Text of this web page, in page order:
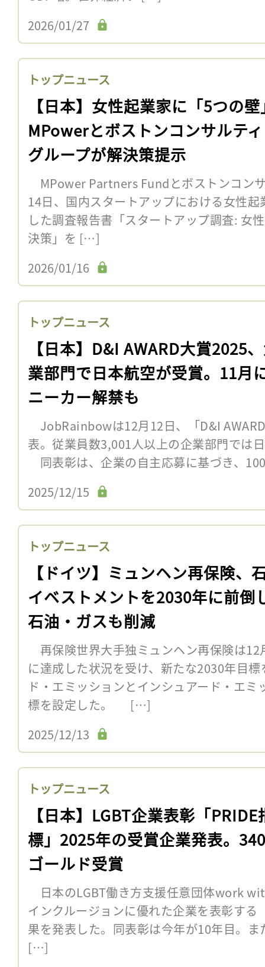
2026/01/27
トップニュース
【日本】女性起業家に「5つの
MPowerとボストンコンサルテ
グループが解決策提示
MPower Partners Fundとボストンコン
14日、国内スタートアップにおける女性
した調査報告書「スタートアップ調査: 女
決策」を […]
2026/01/16
トップニュース
【日本】D&I AWARD大賞2025
業部門で日本航空が受賞。11月
ニーカー解禁も
JobRainbowは12月12日、「D&I
表。従業員数3,001人以上の企業部門では
同表彰は、企業の自主応募に基づき、
2025/12/15
トップニュース
【ドイツ】ミュンヘン再保険、
イベストメントを2030年に前倒
石油・ガスも削減
再保険世界大手独ミュンヘン再保険は
に達成した状況を受け、新たな2030年目
ド・エミッションとインシュアード・エ
標を設定した。 […]
2025/12/13
トップニュース
【日本】LGBT企業表彰「PRIDE
標」2025年の受賞企業発表。
ゴールド受賞
日本のLGBT働き方支援任意団体work
インクルージョンに優れた企業を表彰する
果を発表した。同表彰は今年が10年目。
[…]